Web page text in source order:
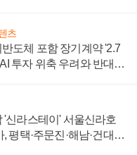
츠
도체 포함 장기계약 '2.7
투자 위축 우려와 반대
'신라스테이' 서울신라호
평택·주문진·해남·건대로